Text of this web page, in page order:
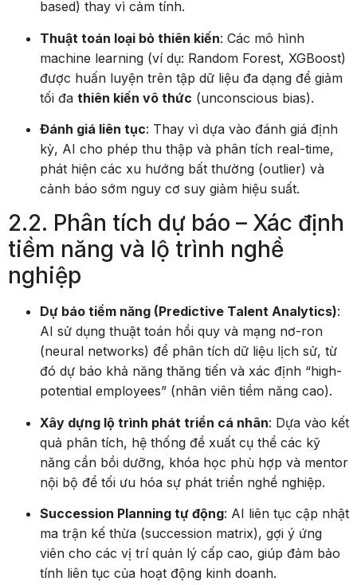
based) thay vì cảm tính.
Thuật toán loại bỏ thiên kiến: Các mô hình
machine learning (ví dụ: Random Forest, XGBoost)
được huấn luyện trên tập dữ liệu đa dạng để giảm
tối đa thiên kiến vô thức (unconscious bias).
Đánh giá liên tục: Thay vì dựa vào đánh giá định
kỳ, AI cho phép thu thập và phân tích real-time,
phát hiện các xu hướng bất thường (outlier) và
cảnh báo sớm nguy cơ suy giảm hiệu suất.
2.2. Phân tích dự báo – Xác định
tiềm năng và lộ trình nghề
nghiệp
Dự báo tiềm năng (Predictive Talent Analytics):
AI sử dụng thuật toán hồi quy và mạng nơ-ron
(neural networks) để phân tích dữ liệu lịch sử, từ
đó dự báo khả năng thăng tiến và xác định “high-
potential employees” (nhân viên tiềm năng cao).
Xây dựng lộ trình phát triển cá nhân: Dựa vào kết
quả phân tích, hệ thống đề xuất cụ thể các kỹ
năng cần bồi dưỡng, khóa học phù hợp và mentor
nội bộ để tối ưu hóa sự phát triển nghề nghiệp.
Succession Planning tự động: AI liên tục cập nhật
ma trận kế thừa (succession matrix), gợi ý ứng
viên cho các vị trí quản lý cấp cao, giúp đảm bảo
tính liên tục của hoạt động kinh doanh.